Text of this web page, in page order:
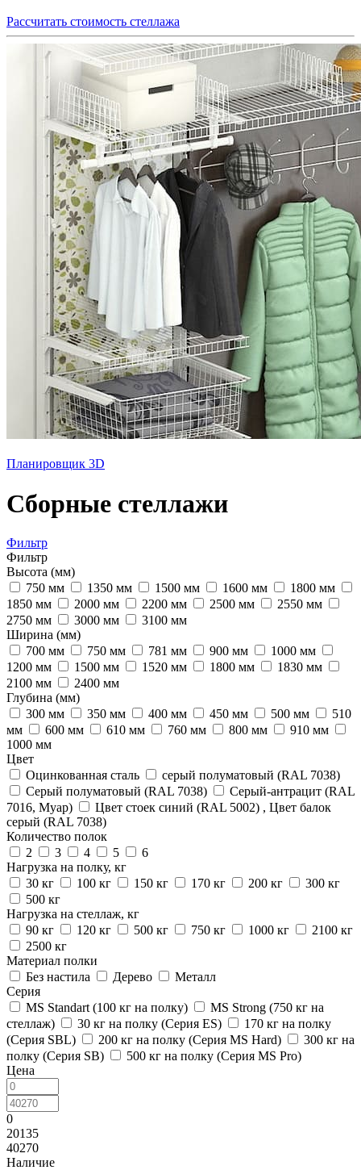
Рассчитать стоимость стеллажа
Планировщик 3D
Сборные стеллажи
Фильтр
Фильтр
Высота (мм)
750 мм
1350 мм 1500 мм 1600 мм
1800 мм
1850 мм
2000 мм 2200 мм 2500 мм
2550 мм
2750 мм
3000 мм
3100 мм
Ширина (мм)
700 мм
750 мм 781 мм 900 мм
1000 мм
1200 мм
1500 мм 1520 мм 1800 мм
1830 мм
2100 мм
2400 мм
Глубина (мм)
300 мм
350 мм 400 мм 450 мм 500 мм
510
мм
600 мм 610 мм 760 мм 800 мм
910 мм
1000 мм
Цвет
Оцинкованная сталь
серый полуматовый (RAL 7038)
Серый полуматовый (RAL 7038)
Серый-антрацит (RAL
7016, Муар)
Цвет стоек синий (RAL 5002) , Цвет балок
серый (RAL 7038)
Количество полок
2
3 4 5
6
Нагрузка на полку, кг
30 кг
100 кг 150 кг 170 кг 200 кг
300 кг
500 кг
Нагрузка на стеллаж, кг
90 кг
120 кг 500 кг 750 кг 1000 кг
2100 кг
2500 кг
Материал полки
Без настила
Дерево
Металл
Серия
MS Standart (100 кг на полку)
MS Strong (750 кг на
стеллаж)
30 кг на полку (Серия ES)
170 кг на полку
(Серия SBL)
200 кг на полку (Серия MS Hard)
300 кг на
полку (Серия SB)
500 кг на полку (Серия MS Pro)
Цена
0
20135
40270
Наличие